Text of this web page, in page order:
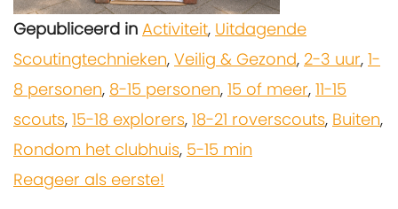
Gepubliceerd in Activiteit, Uitdagende
Scoutingtechnieken, Veilig & Gezond, 2-3 uur, 1-
8 personen, 8-15 personen, 15 of meer, 11-15
scouts, 15-18 explorers, 18-21 roverscouts, Buiten,
Rondom het clubhuis, 5-15 min
Reageer als eerste!